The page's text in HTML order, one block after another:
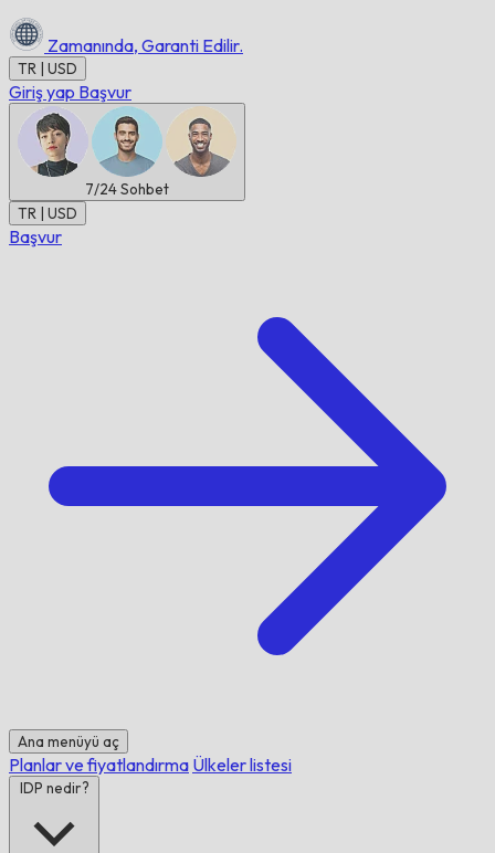
Zamanında, Garanti Edilir.
TR | USD
Giriş yap Başvur
7/24Sohbet
TR | USD
Başvur
Ana menüyü aç
Planlar ve fiyatlandırma Ülkeler listesi
IDP nedir?